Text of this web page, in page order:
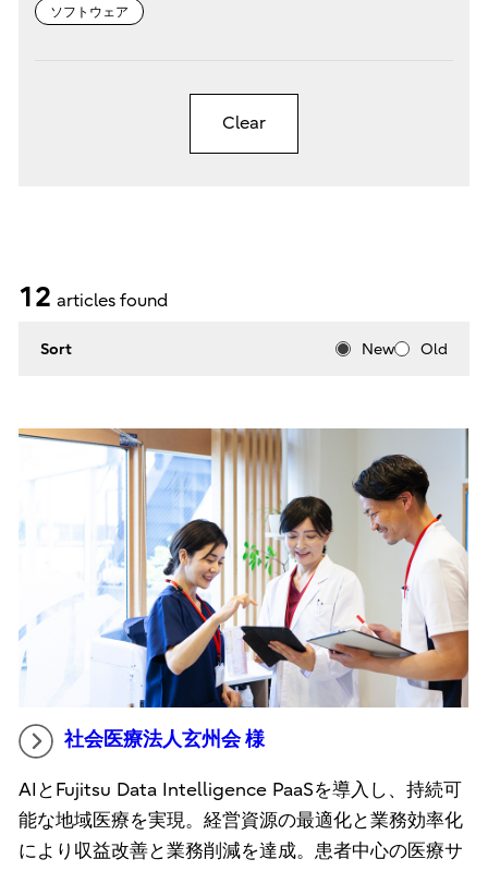
ソフトウェア
Clear
12 articles found
Sort New Old
社会医療法人玄州会 様
AIとFujitsu Data Intelligence PaaSを導入し、持続可
能な地域医療を実現。経営資源の最適化と業務効率化
により収益改善と業務削減を達成。患者中心の医療サ